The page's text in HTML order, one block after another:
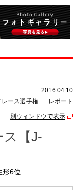
2016.04.10
ース選手権 レポート
別ウィンドウで表示
ス【J-
形6位